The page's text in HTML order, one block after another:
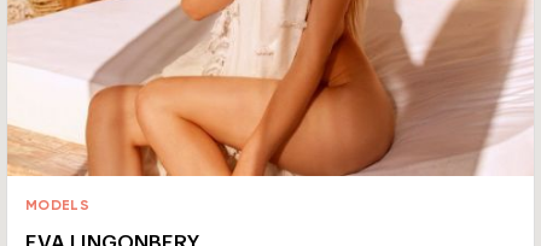
MODELS